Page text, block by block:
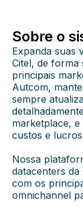
Sobre o
Expanda suas
Citel, de forma
principais
Autcom,
sempre
marketplace,
custos e
Nossa
datacenters
com os
omnichannel